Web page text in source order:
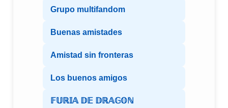
Grupo multifandom
Buenas amistades
Amistad sin fronteras
Los buenos amigos
𝔽𝕌ℝ𝕀𝔸 𝔻𝔼 𝔻ℝ𝔸𝔾𝕆ℕ